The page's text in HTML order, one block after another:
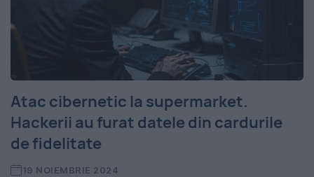
Atac cibernetic la supermarket.
Hackerii au furat datele din cardurile
de fidelitate
19 NOIEMBRIE 2024